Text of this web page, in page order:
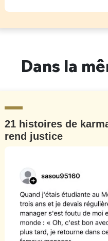
Dans la
21 histoires de
rend justice